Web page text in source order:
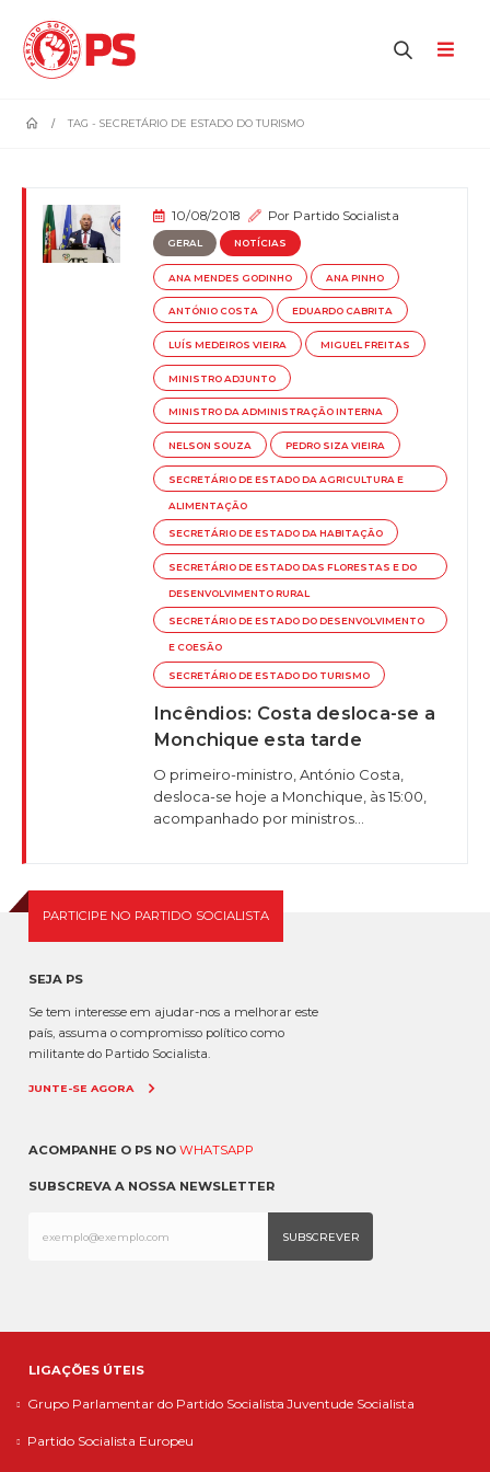
TAG - SECRETÁRIO DE ESTADO DO TURISMO
10/08/2018 Por Partido Socialista
GERAL NOTÍCIAS
ANA MENDES GODINHO ANA PINHO
ANTÓNIO COSTA EDUARDO CABRITA
LUÍS MEDEIROS VIEIRA MIGUEL FREITAS
MINISTRO ADJUNTO
MINISTRO DA ADMINISTRAÇÃO INTERNA
NELSON SOUZA PEDRO SIZA VIEIRA
SECRETÁRIO DE ESTADO DA AGRICULTURA E
ALIMENTAÇÃO
SECRETÁRIO DE ESTADO DA HABITAÇÃO
SECRETÁRIO DE ESTADO DAS FLORESTAS E DO
DESENVOLVIMENTO RURAL
SECRETÁRIO DE ESTADO DO DESENVOLVIMENTO
E COESÃO
SECRETÁRIO DE ESTADO DO TURISMO
Incêndios: Costa desloca-se a
Monchique esta tarde
O primeiro-ministro, António Costa,
desloca-se hoje a Monchique, às 15:00,
acompanhado por ministros...
PARTICIPE NO PARTIDO SOCIALISTA
SEJA PS
Se tem interesse em ajudar-nos a melhorar este
país, assuma o compromisso político como
militante do Partido Socialista.
JUNTE-SE AGORA
ACOMPANHE O PS NO WHATSAPP
SUBSCREVA A NOSSA NEWSLETTER
LIGAÇÕES ÚTEIS
Grupo Parlamentar do Partido Socialista Juventude Socialista
Partido Socialista Europeu